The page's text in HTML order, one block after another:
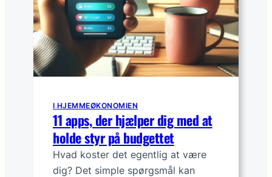
l
f
o
r
s
r
i
n
g
I HJEMMEØKONOMIEN
11 apps, der hjælper dig med at
holde styr på budgettet
Hvad koster det egentlig at være
dig? Det simple spørgsmål kan